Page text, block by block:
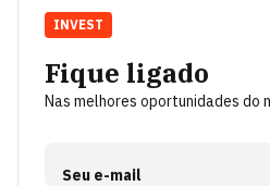
Fique ligado
Nas melhores oportunidades do
Seu e-mail
INVEST